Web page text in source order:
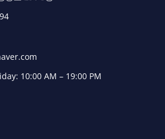
10:00 AM – 19:00 PM